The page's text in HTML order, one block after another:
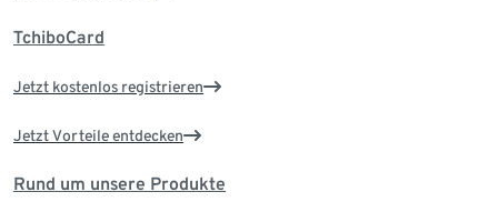
TchiboCard
Jetzt kostenlos registrieren
Jetzt Vorteile entdecken
Rund um unsere Produkte